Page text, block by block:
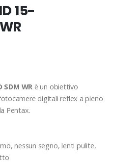
15-
SDM WR è un obiettivo
digitali reflex a pieno
Pentax.
nessun segno, lenti pulite,